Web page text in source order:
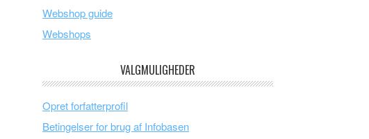
Webshop guide
Webshops
VALGMULIGHEDER
Opret forfatterprofil
Betingelser for brug af Infobasen